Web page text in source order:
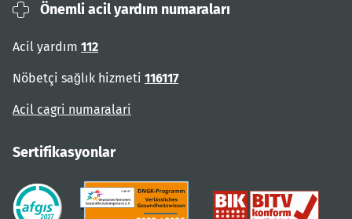
Önemli acil yardım numaraları
Acil yardım 112
Nöbetçi sağlık hizmeti 116117
Acil cagri numaralari
Sertifikasyonlar